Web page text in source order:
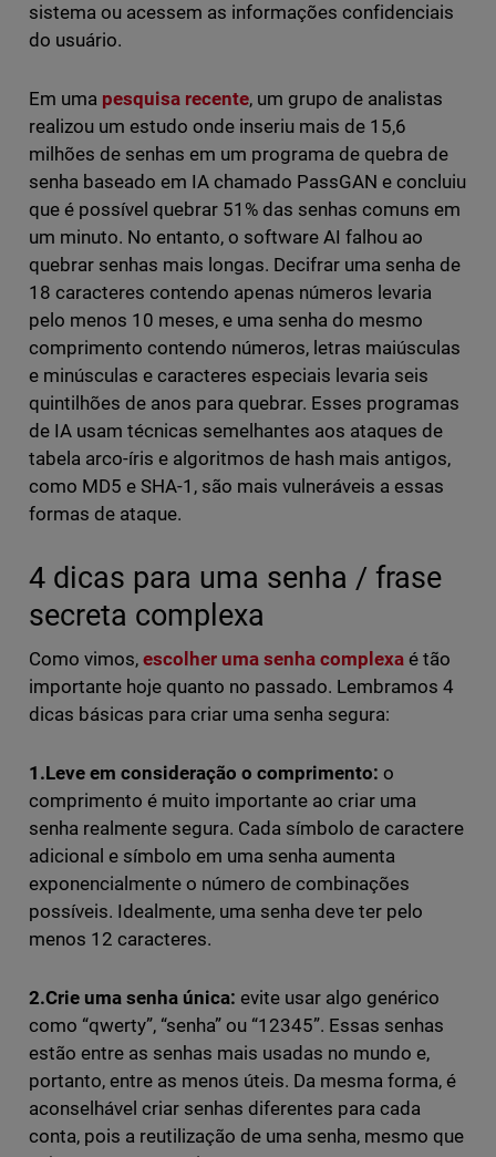
sistema ou acessem as informações confidenciais
do usuário.
Em uma pesquisa recente, um grupo de analistas
realizou um estudo onde inseriu mais de 15,6
milhões de senhas em um programa de quebra de
senha baseado em IA chamado PassGAN e concluiu
que é possível quebrar 51% das senhas comuns em
um minuto. No entanto, o software AI falhou ao
quebrar senhas mais longas. Decifrar uma senha de
18 caracteres contendo apenas números levaria
pelo menos 10 meses, e uma senha do mesmo
comprimento contendo números, letras maiúsculas
e minúsculas e caracteres especiais levaria seis
quintilhões de anos para quebrar. Esses programas
de IA usam técnicas semelhantes aos ataques de
tabela arco-íris e algoritmos de hash mais antigos,
como MD5 e SHA-1, são mais vulneráveis a essas
formas de ataque.
4 dicas para uma senha / frase
secreta complexa
Como vimos, escolher uma senha complexa é tão
importante hoje quanto no passado. Lembramos 4
dicas básicas para criar uma senha segura:
1.Leve em consideração o comprimento:o
comprimento é muito importante ao criar uma
senha realmente segura. Cada símbolo de caractere
adicional e símbolo em uma senha aumenta
exponencialmente o número de combinações
possíveis. Idealmente, uma senha deve ter pelo
menos 12 caracteres.
2.Crie uma senha única: evite usar algo genérico
como “qwerty”, “senha” ou “12345”. Essas senhas
estão entre as senhas mais usadas no mundo e,
portanto, entre as menos úteis. Da mesma forma, é
aconselhável criar senhas diferentes para cada
conta, pois a reutilização de uma senha, mesmo que